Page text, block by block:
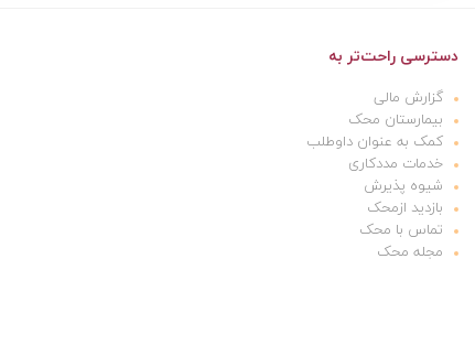
دسترسی راحت‌تر به
گزارش مالی
بیمارستان محک
کمک به عنوان داوطلب
خدمات مددکاری
شیوه پذیرش
بازدید ازمحک
تماس با محک
مجله محک